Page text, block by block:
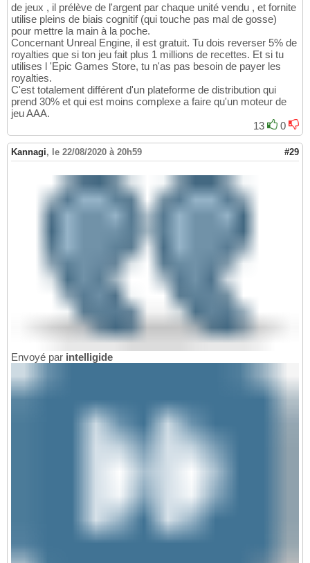
de jeux , il prélève de l'argent par chaque unité vendu , et fornite
utilise pleins de biais cognitif (qui touche pas mal de gosse)
pour mettre la main à la poche.
Concernant Unreal Engine, il est gratuit. Tu dois reverser 5% de
royalties que si ton jeu fait plus 1 millions de recettes. Et si tu
utilises l 'Epic Games Store, tu n'as pas besoin de payer les
royalties.
C'est totalement différent d'un plateforme de distribution qui
prend 30% et qui est moins complexe a faire qu'un moteur de
jeu AAA.
13
0
Kannagi, le 22/08/2020 à 20h59 #29
Envoyé par intelligide